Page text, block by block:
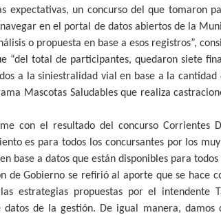
expectativas, un concurso del que tomaron
en el portal de datos abiertos de la
o propuesta en base a esos registros”,
“del total de participantes, quedaron siete
a la siniestralidad vial en base a la
Mascotas Saludables que realiza
con el resultado del concurso Corrientes
es para todos los concursantes por los
base a datos que están disponibles para todos
de Gobierno se refirió al aporte que se hace
estrategias propuestas por el intendente
de la gestión. De igual manera,